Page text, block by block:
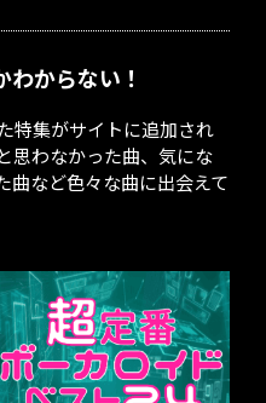
からない！
特集がサイトに追加され
思わなかった曲、気にな
曲など色々な曲に出会えて